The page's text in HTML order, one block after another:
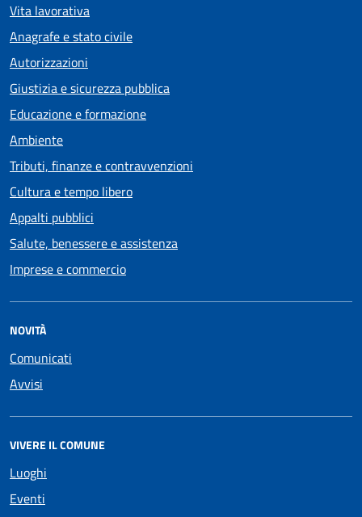
Vita lavorativa
Anagrafe e stato civile
Autorizzazioni
Giustizia e sicurezza pubblica
Educazione e formazione
Ambiente
Tributi, finanze e contravvenzioni
Cultura e tempo libero
Appalti pubblici
Salute, benessere e assistenza
Imprese e commercio
NOVITÀ
Comunicati
Avvisi
VIVERE IL COMUNE
Luoghi
Eventi